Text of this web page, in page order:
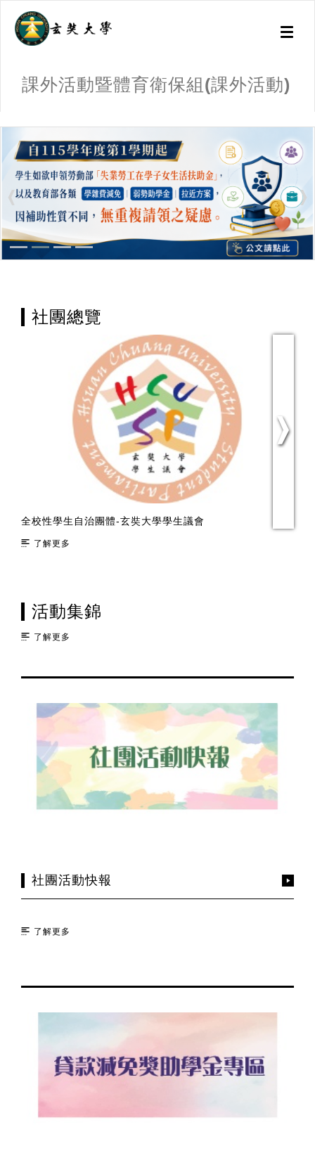
Toggle
課外活動暨體育衛保組(課外活動)
社團總覽
全校性學生自治團體-玄奘大學學生議會
了解更多
活動集錦
了解更多
社團活動快報
了解更多